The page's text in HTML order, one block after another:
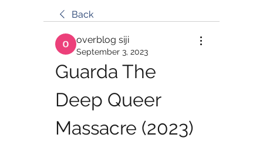
Back
overblog siji
September 3, 2023
Guarda The
Deep Queer
Massacre (2023)